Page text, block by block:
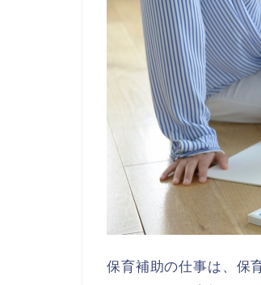
保育補助の仕事は、保